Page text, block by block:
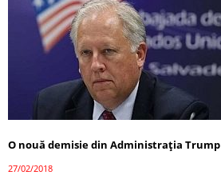
O nouă demisie din Administraţia Trump
27/02/2018